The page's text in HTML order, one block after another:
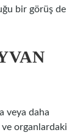
bir görüş de
veya daha
organlardaki